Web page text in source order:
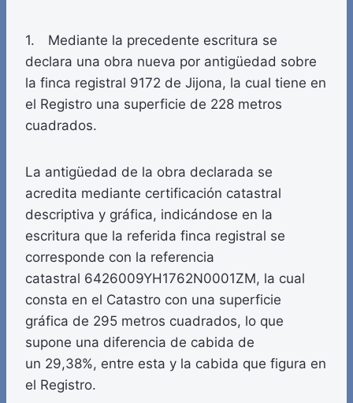
1. Mediante la precedente escritura se
declara una obra nueva por antigüedad sobre
la finca registral 9172 de Jijona, la cual tiene en
el Registro una superficie de 228 metros
cuadrados.
La antigüedad de la obra declarada se
acredita mediante certificación catastral
descriptiva y gráfica, indicándose en la
escritura que la referida finca registral se
corresponde con la referencia
catastral 6426009YH1762N0001ZM, la cual
consta en el Catastro con una superficie
gráfica de 295 metros cuadrados, lo que
supone una diferencia de cabida de
un 29,38%, entre esta y la cabida que figura en
el Registro.